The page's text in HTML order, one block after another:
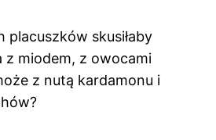
placuszków skusiłaby
z miodem, z owocami
z nutą kardamonu i